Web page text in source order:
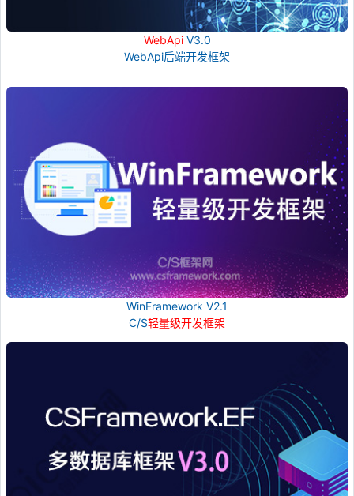
WebApiV3.0
WebApi后端开发框架
WinFramework V2.1
C/S轻量级开发框架